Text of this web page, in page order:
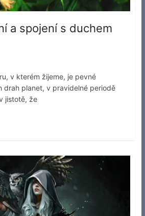
a spojení s duchem
v kterém žijeme, je pevné
drah planet, v pravidelné periodě
jistotě, že